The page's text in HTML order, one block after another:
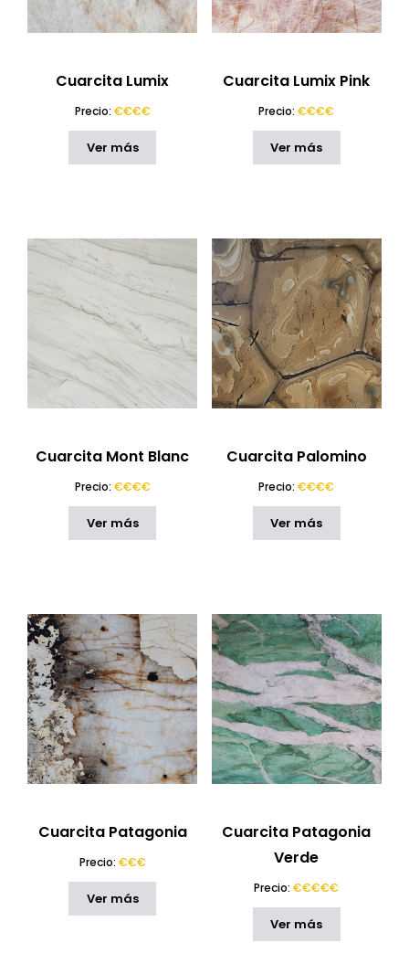
Cuarcita Lumix
Precio: €€€€
Ver más
Cuarcita Lumix Pink
Precio:€€€€
Ver más
Cuarcita Mont Blanc
Precio: €€€€
Ver más
Cuarcita Palomino
Precio:€€€€
Ver más
Cuarcita Patagonia
Precio: €€€
Ver más
Cuarcita Patagonia
Verde
Precio:€€€€€
Ver más